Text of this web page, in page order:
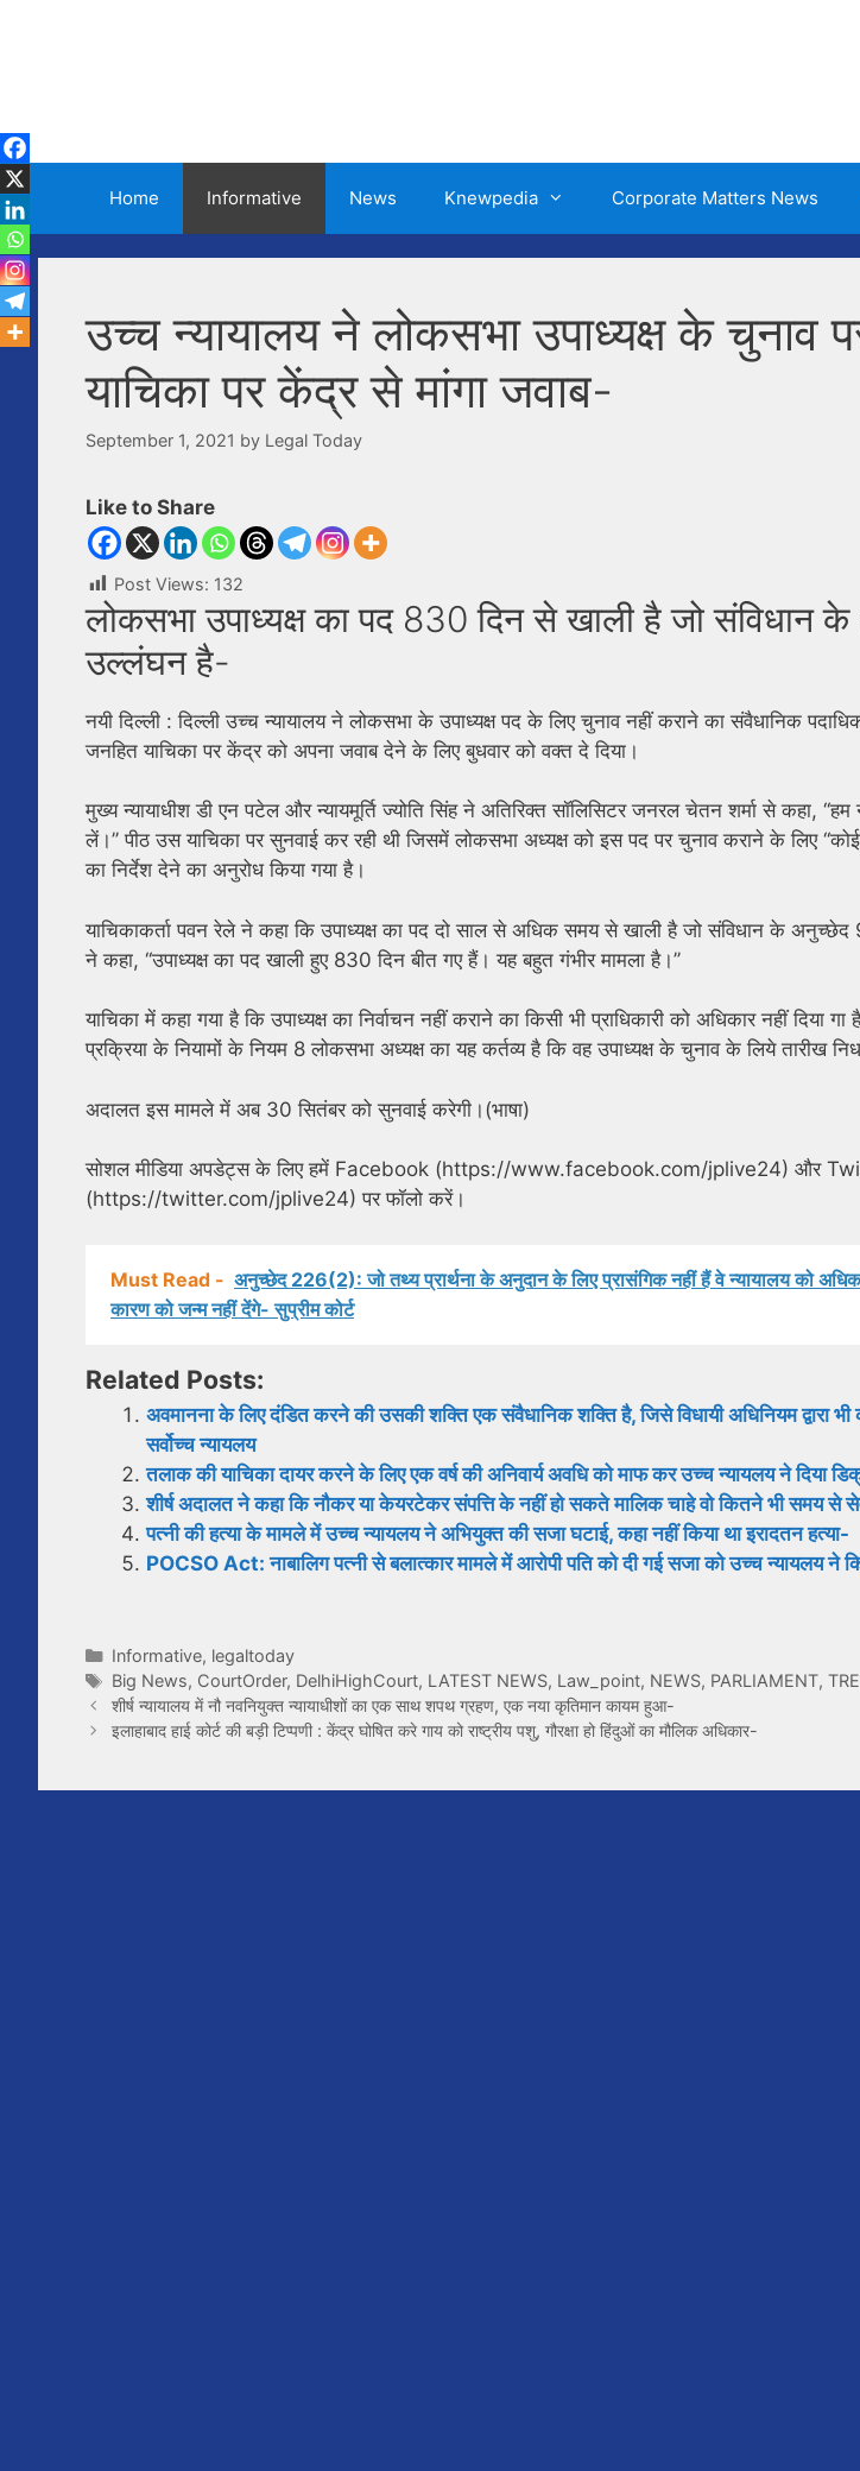
Home Informative News Knewpedia Corporate Matters News
उच्च न्यायालय ने लोकसभा उपाध्यक्ष के चुनाव
याचिका पर केंद्र से मांगा जवाब-
September 1, 2021 by Legal Today
Like to Share
Post Views: 132
लोकसभा उपाध्यक्ष का पद 830 दिन से खाली है जो संविधान
उल्लंघन है-
नयी दिल्ली : दिल्ली उच्च न्यायालय ने लोकसभा के उपाध्यक्ष पद के लिए चुनाव नहीं कराने का संवैधानिक
जनहित याचिका पर केंद्र को अपना जवाब देने के लिए बुधवार को वक्त दे दिया।
मुख्य न्यायाधीश डी एन पटेल और न्यायमूर्ति ज्योति सिंह ने अतिरिक्त सॉलिसिटर जनरल चेतन शर्मा से कहा, ‘‘हम
लें।’’ पीठ उस याचिका पर सुनवाई कर रही थी जिसमें लोकसभा अध्यक्ष को इस पद पर चुनाव कराने के लिए
का निर्देश देने का अनुरोध किया गया है।
याचिकाकर्ता पवन रेले ने कहा कि उपाध्यक्ष का पद दो साल से अधिक समय से खाली है जो संविधान के
ने कहा, ‘‘उपाध्यक्ष का पद खाली हुए 830 दिन बीत गए हैं। यह बहुत गंभीर मामला है।’’
याचिका में कहा गया है कि उपाध्यक्ष का निर्वाचन नहीं कराने का किसी भी प्राधिकारी को अधिकार नहीं
प्रक्रिया के नियामों के नियम 8 लोकसभा अध्यक्ष का यह कर्तव्य है कि वह उपाध्यक्ष के चुनाव के लिये तारीख
अदालत इस मामले में अब 30 सितंबर को सुनवाई करेगी।(भाषा)
सोशल मीडिया अपडेट्स के लिए हमें Facebook (https://www.facebook.com/jplive24) और
(https://twitter.com/jplive24) पर फॉलो करें।
Must Read - अनुच्छेद 226(2): जो तथ्य प्रार्थना के अनुदान के लिए प्रासंगिक नहीं हैं वे न्यायालय को
कारण को जन्म नहीं देंगे- सुप्रीम कोर्ट
Related Posts:
अवमानना ​​के लिए दंडित करने की उसकी शक्ति एक संवैधानिक शक्ति है, जिसे विधायी अधिनियम द्वारा
सर्वोच्च न्यायलय
तलाक की याचिका दायर करने के लिए एक वर्ष की अनिवार्य अवधि को माफ कर उच्च न्यायलय ने दिया
शीर्ष अदालत ने कहा कि नौकर या केयरटेकर संपत्ति के नहीं हो सकते मालिक चाहे वो कितने भी समय से
पत्नी की हत्या के मामले में उच्च न्यायलय ने अभियुक्त की सजा घटाई, कहा नहीं किया था इरादतन हत्या-
POCSO Act: नाबालिग पत्नी से बलात्कार मामले में आरोपी पति को दी गई सजा को उच्च न्यायलय ने
Categories
Informative, legaltoday
Tags
Big News, CourtOrder, DelhiHighCourt, LATEST NEWS, Law_point, NEWS, PARLIAMENT,
शीर्ष न्यायालय में नौ नवनियुक्त न्यायाधीशों का एक साथ शपथ ग्रहण, एक नया कृतिमान कायम हुआ-
इलाहाबाद हाई कोर्ट की बड़ी टिप्पणी : केंद्र घोषित करे गाय को राष्ट्रीय पशु, गौरक्षा हो हिंदुओं का मौलिक अधिकार-